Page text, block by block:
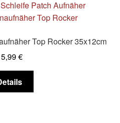
auf.
Die
können
der
gewählt
Top Rocker 35x12cm
€